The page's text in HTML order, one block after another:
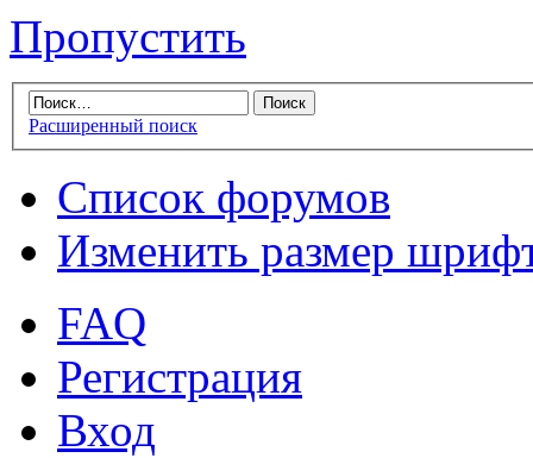
Пропустить
Расширенный поиск
Список форумов
Изменить размер
FAQ
Регистрация
Вход